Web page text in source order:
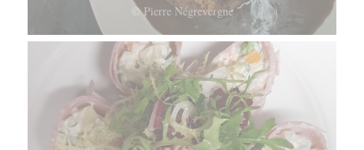
© Pierre Négrevergne